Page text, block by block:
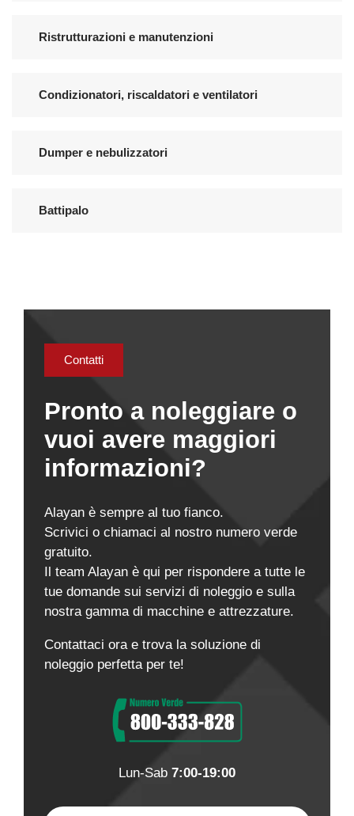
Ristrutturazioni e manutenzioni
Condizionatori, riscaldatori e ventilatori
Dumper e nebulizzatori
Battipalo
Contatti
Pronto a noleggiare o
vuoi avere maggiori
informazioni?
Alayan è sempre al tuo fianco.
Scrivici o chiamaci al nostro numero verde
gratuito.
Il team Alayan è qui per rispondere a tutte le
tue domande sui servizi di noleggio e sulla
nostra gamma di macchine e attrezzature.
Contattaci ora e trova la soluzione di
noleggio perfetta per te!
Lun-Sab 7:00-19:00